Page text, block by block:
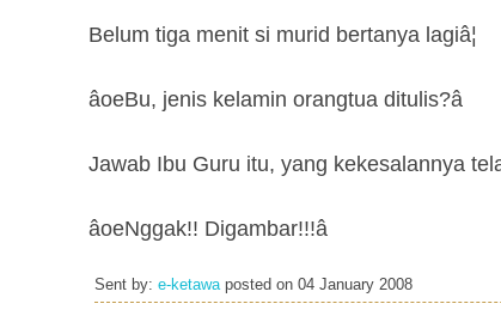
Belum tiga menit si murid bertanya lagiâ¦
âoeBu, jenis kelamin orangtua ditulis?â
Jawab Ibu Guru itu, yang kekesalannya
âoeNggak!! Digambar!!!â
Sent by: e-ketawaposted on 04 January 2008